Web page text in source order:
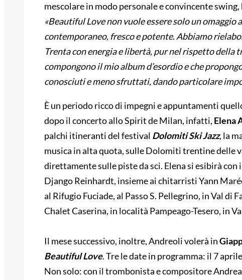
mescolare in modo personale e convincente
«Beautiful Love non vuole essere solo un omaggio
contemporaneo, fresco e potente. Abbiamo
Trenta con energia e libertà, pur nel rispetto della
compongono il mio album d’esordio e che
conosciuti e meno sfruttati, dando particolare
È un periodo ricco di impegni e appuntamenti
dopo il concerto allo Spirit de Milan, infatti, Elena
palchi itineranti del festival Dolomiti Ski Jazz, la
musica in alta quota, sulle Dolomiti trentine delle
direttamente sulle piste da sci. Elena si esibirà con
Django Reinhardt, insieme ai chitarristi Yann
al Rifugio Fuciade, al Passo S. Pellegrino, in Val di
Chalet Caserina, in località Pampeago-Tesero, in
Il mese successivo, inoltre, Andreoli volerà in
Beautiful Love. Tre le date in programma: il 7
Non solo: con il trombonista e compositore